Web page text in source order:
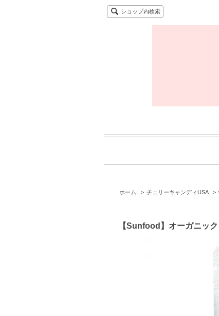
ショップ内検索
ホーム > チェリーキャンディUSA >
【Sunfood】オーガニッ